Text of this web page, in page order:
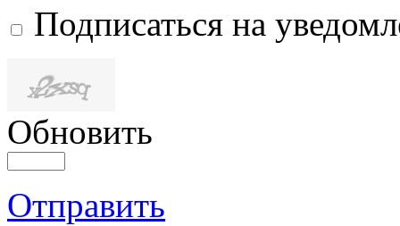
Подписаться на
Обновить
Отправить